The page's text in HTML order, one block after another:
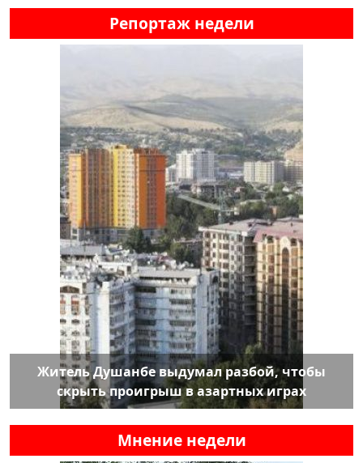
Репортаж недели
Житель Душанбе выдумал разбой, чтобы
скрыть проигрыш в азартных играх
Мнение недели